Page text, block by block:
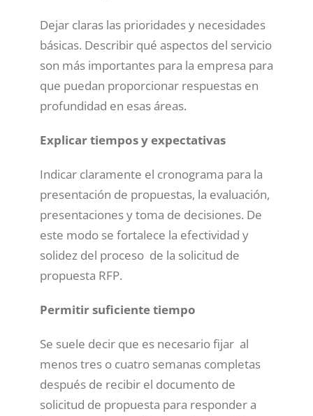
Dejar claras las prioridades y necesidades
básicas. Describir qué aspectos del servicio
son más importantes para la empresa para
que puedan proporcionar respuestas en
profundidad en esas áreas.
Explicar tiempos y expectativas
Indicar claramente el cronograma para la
presentación de propuestas, la evaluación,
presentaciones y toma de decisiones. De
este modo se fortalece la efectividad y
solidez del proceso de la solicitud de
propuesta RFP.
Permitir suficiente tiempo
Se suele decir que es necesario fijar al
menos tres o cuatro semanas completas
después de recibir el documento de
solicitud de propuesta para responder a